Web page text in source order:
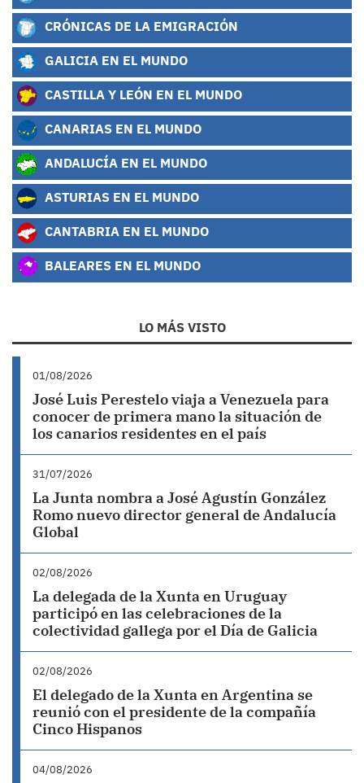
CRÓNICAS DE LA EMIGRACIÓN
GALICIA EN EL MUNDO
CASTILLA Y LEÓN EN EL MUNDO
CANARIAS EN EL MUNDO
ANDALUCÍA EN EL MUNDO
ASTURIAS EN EL MUNDO
CANTABRIA EN EL MUNDO
BALEARES EN EL MUNDO
LO MÁS VISTO
01/08/2026
José Luis Perestelo viaja a Venezuela para
conocer de primera mano la situación de
los canarios residentes en el país
31/07/2026
La Junta nombra a José Agustín González
Romo nuevo director general de Andalucía
Global
02/08/2026
La delegada de la Xunta en Uruguay
participó en las celebraciones de la
colectividad gallega por el Día de Galicia
02/08/2026
El delegado de la Xunta en Argentina se
reunió con el presidente de la compañía
Cinco Hispanos
04/08/2026